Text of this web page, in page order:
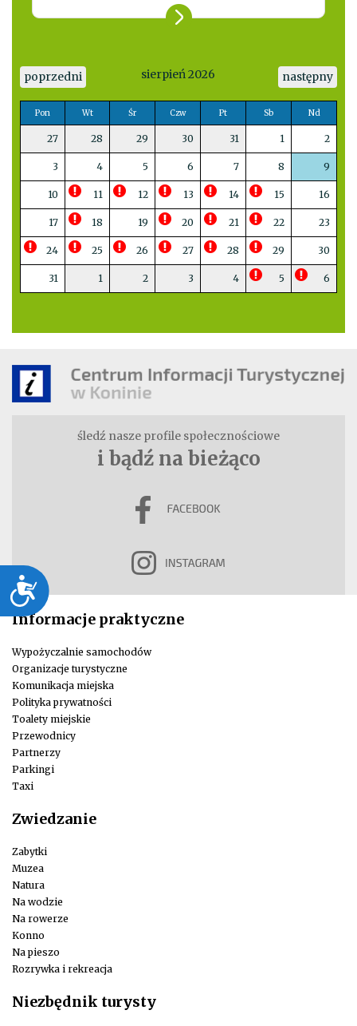
Dostępność
poprzedni sierpień 2026 następny
Pon Wt Śr Czw Pt Sb Nd
27 28 29 30 31 1 2
3 4 5 6 7 8 9
10 11 12 13 14 15 16
17 18 19 20 21 22 23
24 25 26 27 28 29 30
31 1 2 3 4 5 6
śledź nasze profile społecznościowe
i bądź na bieżąco
Informacje praktyczne
Wypożyczalnie samochodów
Organizacje turystyczne
Komunikacja miejska
Polityka prywatności
Toalety miejskie
Przewodnicy
Partnerzy
Parkingi
Taxi
Zwiedzanie
Zabytki
Muzea
Natura
Na wodzie
Na rowerze
Konno
Na pieszo
Rozrywka i rekreacja
Niezbędnik turysty